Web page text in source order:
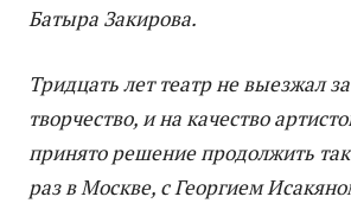
Батыра Закирова.
Тридцать лет театр не выезжал
творчество, и на качество
принято решение продолжить
раз в Москве, с Георгием